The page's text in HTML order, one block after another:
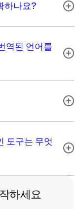
하나요?
역된 언어를
도구는 무엇
하세요